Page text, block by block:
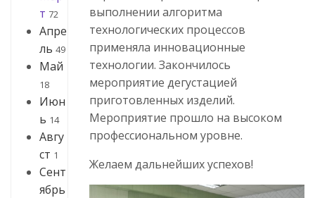
т 72
Апре
ль 49
Май
18
Июн
ь 14
Авгу
ст 1
Сент
ябрь
выполнении алгоритма
технологических процессов
применяла инновационные
технологии. Закончилось
мероприятие дегустацией
приготовленных изделий.
Мероприятие прошло на высоком
профессиональном уровне.
Желаем дальнейших успехов!